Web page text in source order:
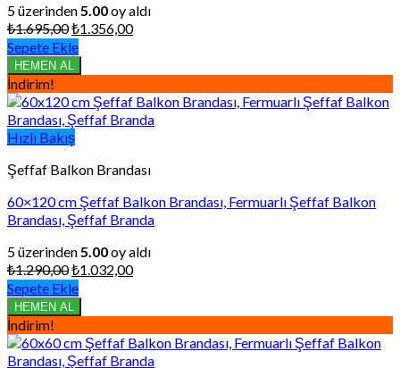
5 üzerinden 5.00oy aldı
₺1.695,00Orijinal
fiyat:
₺1.695,00.
₺1.356,00Şu
₺1.356,00.
Sepete Ekle
HEMEN AL
İndirim!
Hızlı Bakış
Şeffaf Balkon Brandası
60×120 cm Şeffaf Balkon Brandası, Fermuarlı Şeffaf Balkon
Brandası, Şeffaf Branda
5 üzerinden 5.00oy aldı
₺1.290,00Orijinal
fiyat:
₺1.290,00.
₺1.032,00Şu
₺1.032,00.
Sepete Ekle
HEMEN AL
İndirim!